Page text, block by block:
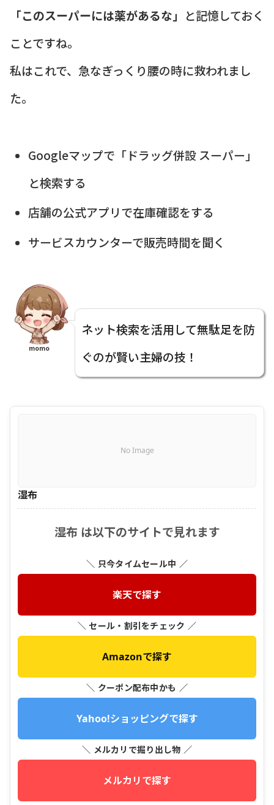
「このスーパーには薬があるな」 と記憶しておく
ことですね。
私はこれで、急なぎっくり腰の時に救われまし
た。
Googleマップで「ドラッグ併設 スーパー」
と検索する
店舗の公式アプリで在庫確認をする
サービスカウンターで販売時間を聞く
momo
ネット検索を活用して無駄足を防
ぐのが賢い主婦の技！
No Image
湿布
湿布 は以下のサイトで見れます
＼ 只今タイムセール中 ／
楽天で探す
＼ セール・割引をチェック ／
Amazonで探す
＼ クーポン配布中かも ／
Yahoo!ショッピングで探す
＼ メルカリで掘り出し物 ／
メルカリで探す